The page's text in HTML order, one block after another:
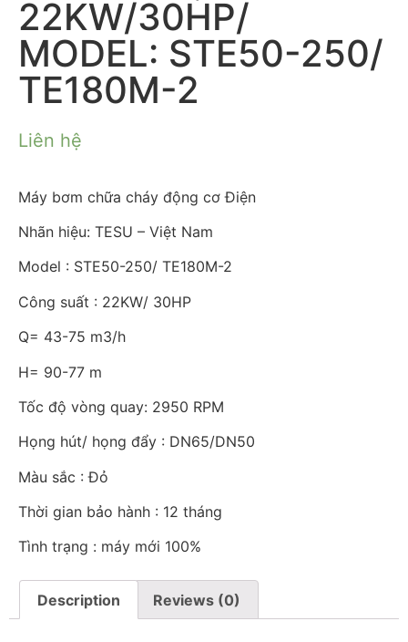
22KW/30HP/
MODEL: STE50-250/
TE180M-2
Liên hệ
Máy bơm chữa cháy động cơ Điện
Nhãn hiệu: TESU – Việt Nam
Model : STE50-250/ TE180M-2
Công suất : 22KW/ 30HP
Q= 43-75 m3/h
H= 90-77 m
Tốc độ vòng quay: 2950 RPM
Họng hút/ họng đẩy : DN65/DN50
Màu sắc : Đỏ
Thời gian bảo hành : 12 tháng
Tình trạng : máy mới 100%
Description Reviews (0)